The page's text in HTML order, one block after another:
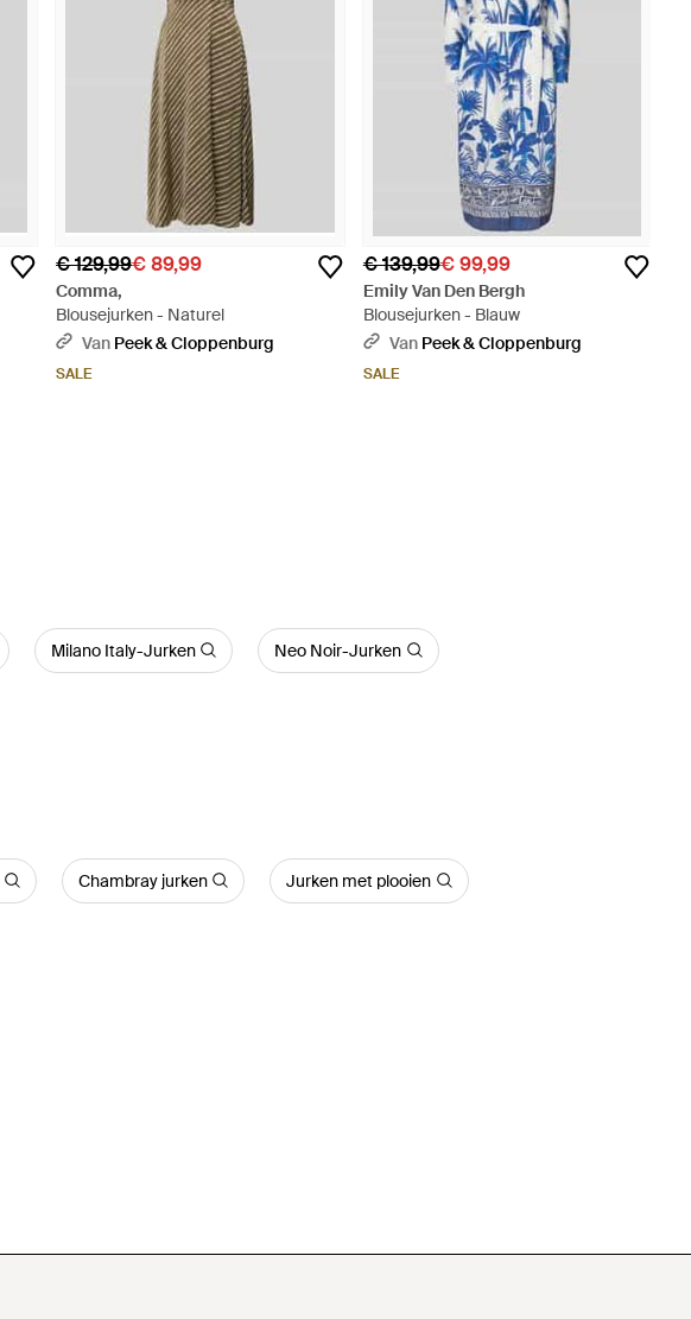
€ 129,99€ 89,99
Comma,
Blousejurken - Naturel
Van Peek & Cloppenburg
SALE
€ 139,99€ 99,99
Emily Van Den Bergh
Blousejurken - Blauw
Van Peek & Cloppenburg
SALE
Milano Italy-Jurken Neo Noir-Jurken
Chambray jurken Jurken met plooien